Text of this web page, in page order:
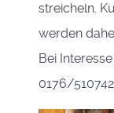
streicheln.
werden
Bei
0176/